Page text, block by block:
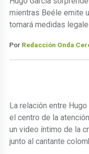
mientras Beéle emite
tomará medidas
Por Redacción Onda
La relación entre
el centro de la
un video íntimo de la
junto al cantante